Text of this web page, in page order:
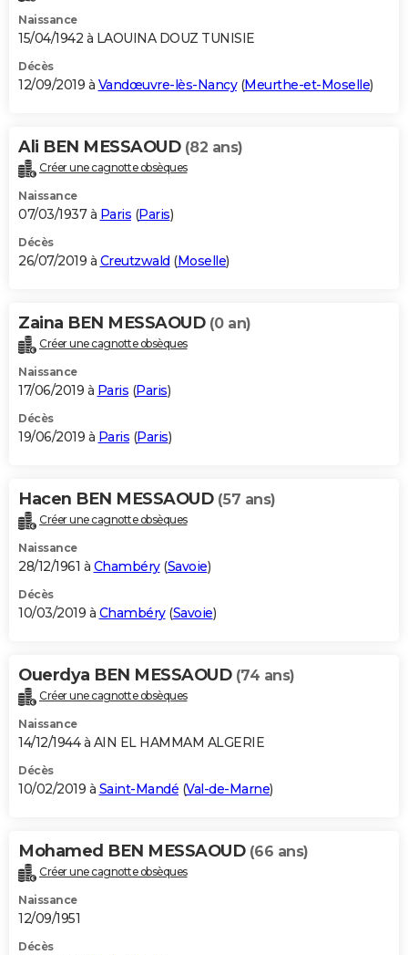
Naissance
15/04/1942 à LAOUINA DOUZ TUNISIE
Décès
12/09/2019 à Vandœuvre-lès-Nancy(Meurthe-et-Moselle)
Ali BEN MESSAOUD (82 ans)
Créer une cagnotte obsèques
Naissance
07/03/1937 à Paris (Paris)
Décès
26/07/2019 à Creutzwald (Moselle)
Zaina BEN MESSAOUD (0 an)
Créer une cagnotte obsèques
Naissance
17/06/2019 à Paris (Paris)
Décès
19/06/2019 à Paris (Paris)
Hacen BEN MESSAOUD (57 ans)
Créer une cagnotte obsèques
Naissance
28/12/1961 à Chambéry(Savoie)
Décès
10/03/2019 à Chambéry(Savoie)
Ouerdya BEN MESSAOUD (74 ans)
Créer une cagnotte obsèques
Naissance
14/12/1944 à AIN EL HAMMAM ALGERIE
Décès
10/02/2019 à Saint-Mandé (Val-de-Marne)
Mohamed BEN MESSAOUD (66 ans)
Créer une cagnotte obsèques
Naissance
12/09/1951
Décès